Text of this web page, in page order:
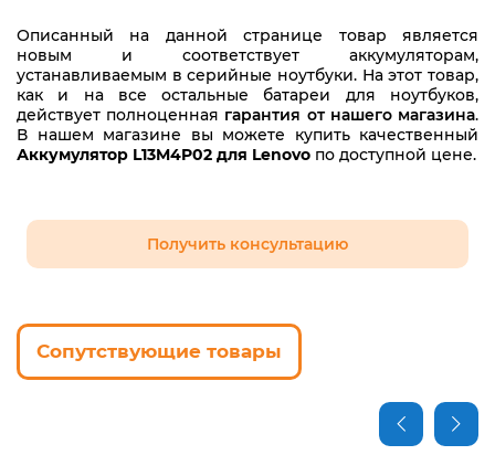
Описанный на данной странице товар является
новым и соответствует аккумуляторам,
устанавливаемым в серийные ноутбуки. На этот товар,
как и на все остальные батареи для ноутбуков,
действует полноценная гарантия от нашего магазина.
В нашем магазине вы можете купить качественный
Аккумулятор L13M4P02 для Lenovo по доступной цене.
Получить консультацию
Сопутствующие товары